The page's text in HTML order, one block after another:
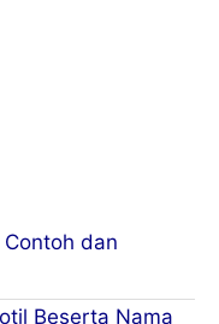
dan
Beserta Nama